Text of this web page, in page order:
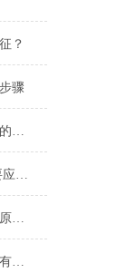
？
骤
简要分析微机保护综合测试仪的特点
HTDZ-5A直流电阻测试仪主要应用于哪些电气设备的检测？
干式工频交流试验变压器工作原理及结构
组合式在线阀门研磨机的特点有哪些？